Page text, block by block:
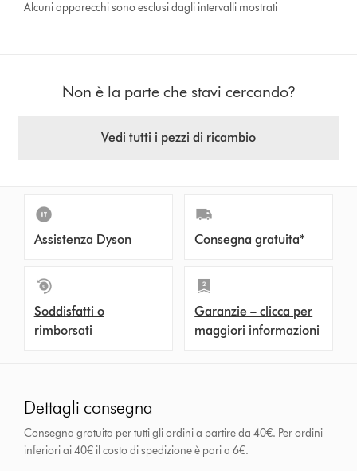
Alcuni apparecchi sono esclusi dagli intervalli mostrati
Non è la parte che stavi cercando?
Vedi tutti i pezzi di ricambio
Assistenza Dyson Consegna gratuita*
Soddisfatti o
rimborsati
Garanzie – clicca per
maggiori informazioni
Dettagli consegna
Consegna gratuita per tutti gli ordini a partire da 40€. Per ordini
inferiori ai 40€ il costo di spedizione è pari a 6€.